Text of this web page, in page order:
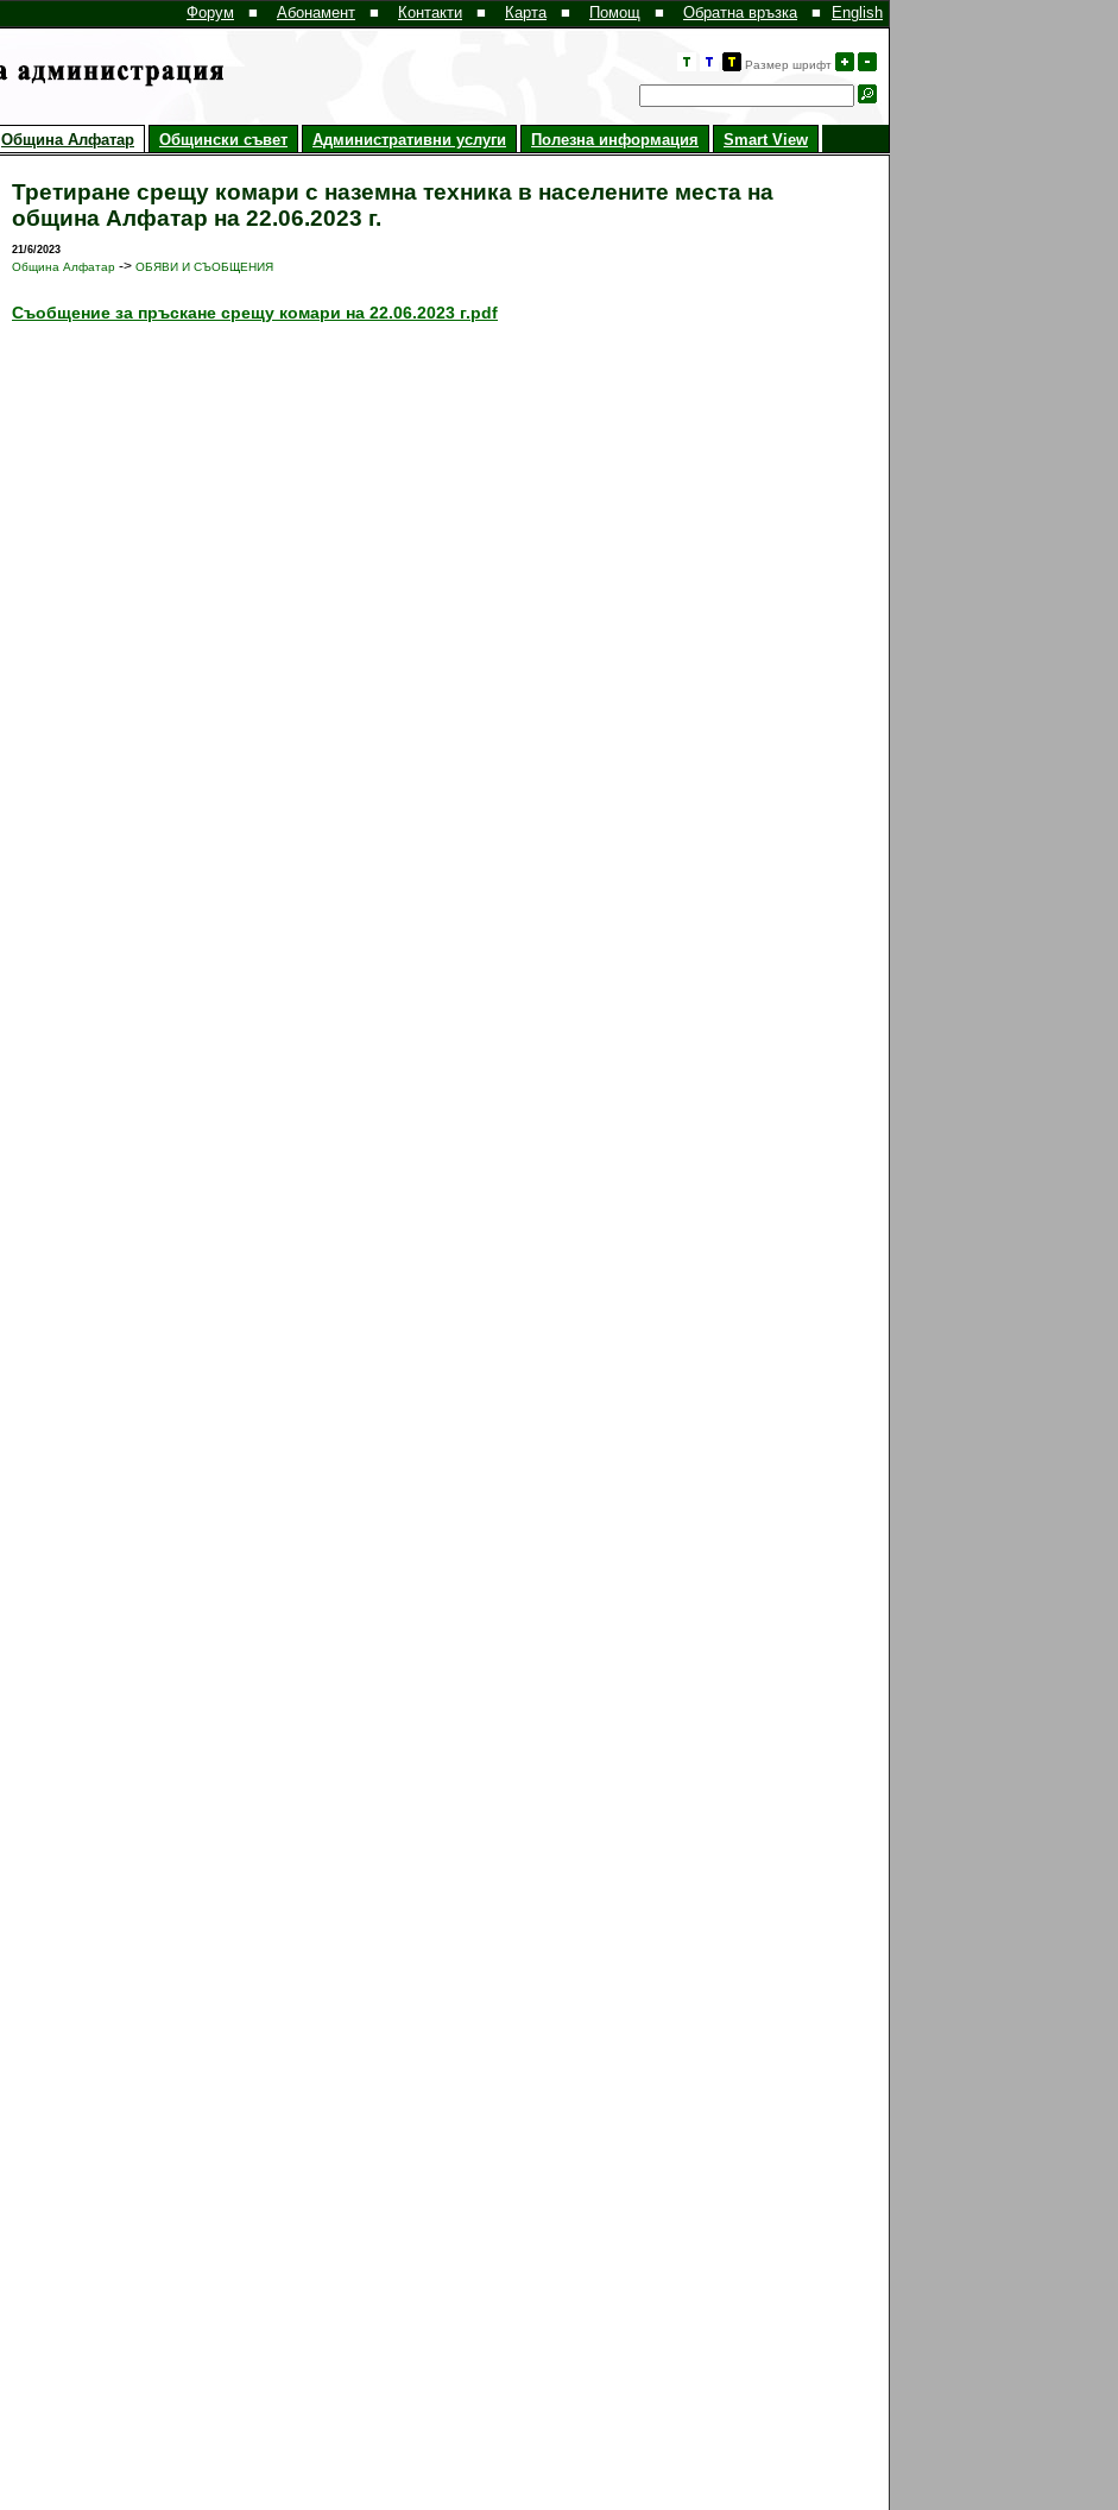
English
Форум ■ Абонамент ■ Контакти ■ Карта ■ Помощ ■ Обратна връзка ■
Размер шрифт
Община Алфатар Общински съвет Административни услуги Полезна информация Smart View
Третиране срещу комари с наземна техника в населените места на
община Алфатар на 22.06.2023 г.
21/6/2023
Община Алфатар -> ОБЯВИ И СЪОБЩЕНИЯ
Съобщение за пръскане срещу комари на 22.06.2023 г.pdf